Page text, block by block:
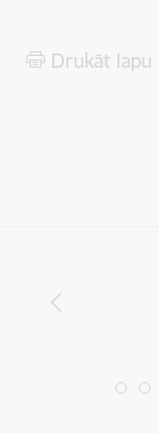
Drukāt lapu